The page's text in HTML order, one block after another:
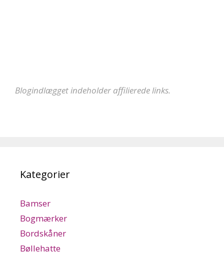
Blogindlægget indeholder affilierede links.
Kategorier
Bamser
Bogmærker
Bordskåner
Bøllehatte